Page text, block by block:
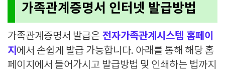
가족관계증명서 인터넷 발급방법
가족관계증명서 발급은 전자가족관계시스템 홈페이
지 에서 손쉽게 발급 가능합니다. 아래를 통해 해당 홈
페이지에서 들어가시고 발급방법 및 인쇄하는 법까지